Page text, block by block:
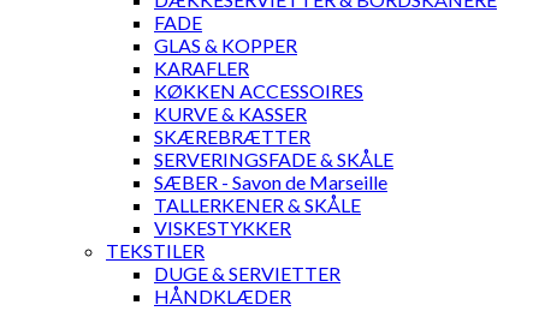
FADE
GLAS & KOPPER
KARAFLER
KØKKEN ACCESSOIRES
KURVE & KASSER
SKÆREBRÆTTER
SERVERINGSFADE & SKÅLE
SÆBER - Savon de Marseille
TALLERKENER & SKÅLE
VISKESTYKKER
TEKSTILER
DUGE & SERVIETTER
HÅNDKLÆDER